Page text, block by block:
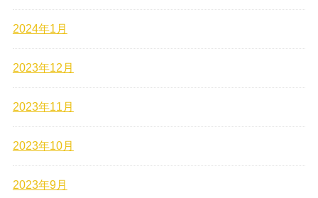
2024年1月
2023年12月
2023年11月
2023年10月
2023年9月